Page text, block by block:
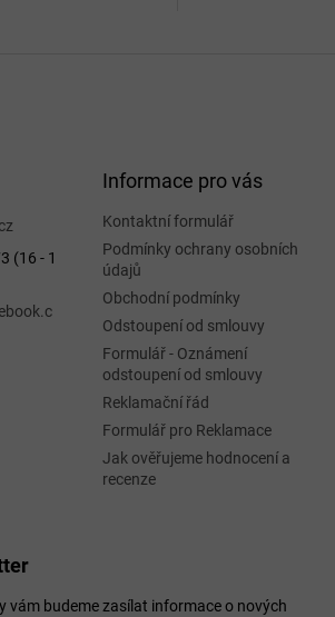
(16 - 1
Informace pro vás
Kontaktní formulář
Podmínky ochrany osobních
údajů
Obchodní podmínky
Odstoupení od smlouvy
Formulář - Oznámení
odstoupení od smlouvy
Reklamační řád
Formulář pro Reklamace
Jak ověřujeme hodnocení a
recenze
vám budeme zasílat informace o nových